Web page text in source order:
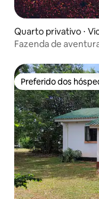
Quarto privativo ⋅
Fazenda de
Preferido dos
Preferido dos